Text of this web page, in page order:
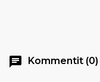
chat Kommentit (0)